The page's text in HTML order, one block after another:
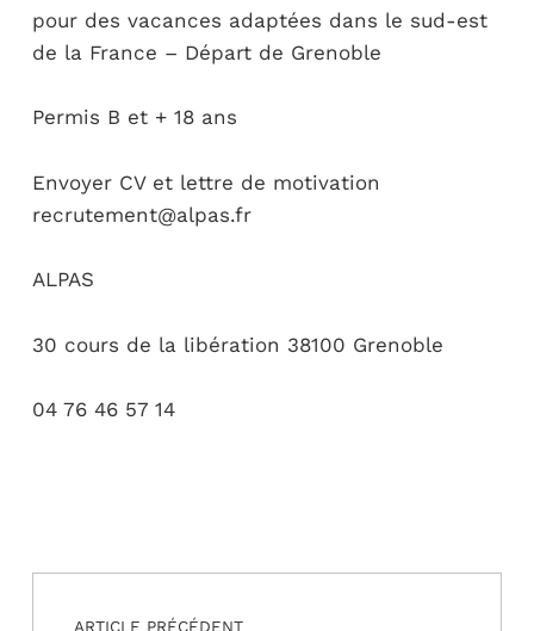
pour des vacances adaptées dans le sud-est
de la France – Départ de Grenoble
Permis B et + 18 ans
Envoyer CV et lettre de motivation
recrutement@alpas.fr
ALPAS
30 cours de la libération 38100 Grenoble
04 76 46 57 14
Skip back to main navigation
Navigation de l’article
ARTICLE PRÉCÉDENT